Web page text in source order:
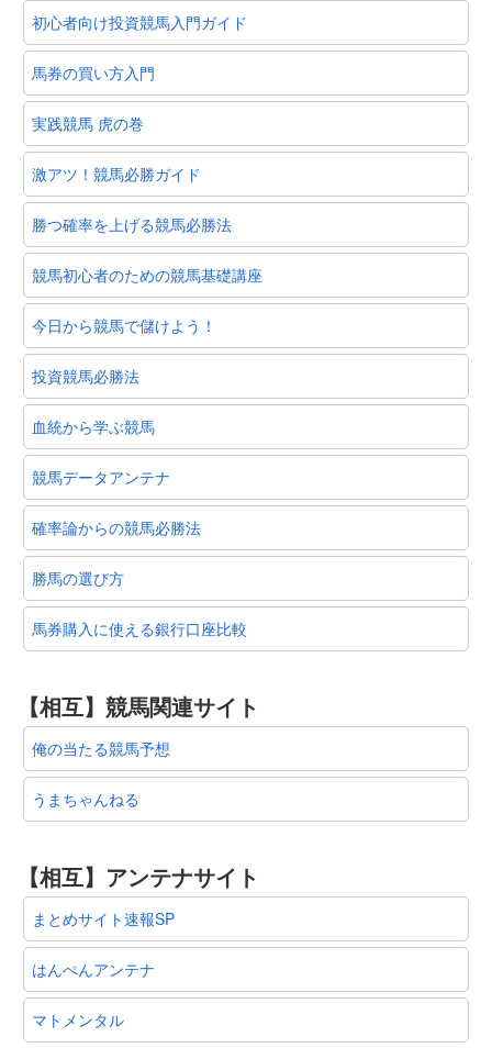
初心者向け投資競馬入門ガイド
馬券の買い方入門
実践競馬 虎の巻
激アツ！競馬必勝ガイド
勝つ確率を上げる競馬必勝法
競馬初心者のための競馬基礎講座
今日から競馬で儲けよう！
投資競馬必勝法
血統から学ぶ競馬
競馬データアンテナ
確率論からの競馬必勝法
勝馬の選び方
馬券購入に使える銀行口座比較
【相互】競馬関連サイト
俺の当たる競馬予想
うまちゃんねる
【相互】アンテナサイト
まとめサイト速報SP
はんぺんアンテナ
マトメンタル